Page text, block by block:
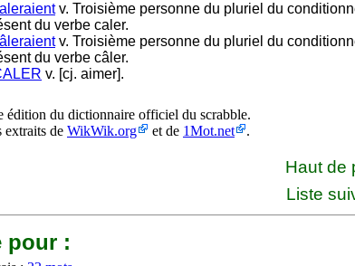
v. Troisième personne du pluriel du
du verbe caler.
v. Troisième personne du pluriel du
du verbe câler.
v. [cj. aimer].
édition du dictionnaire officiel du scrabble.
extraits de WikWik.org et de 1Mot.net .
Haut de
Liste
pour :